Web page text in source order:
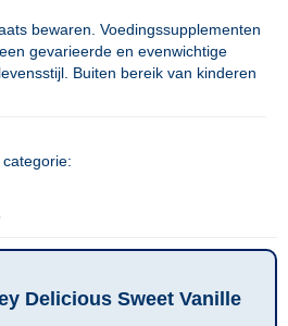
bewaren. Voedingssupplementen
gevarieerde en evenwichtige
Buiten bereik van kinderen
Delicious Sweet Vanille